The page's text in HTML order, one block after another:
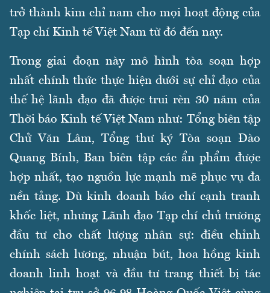
trở thành kim chỉ nam cho mọi hoạt động của
Tạp chí Kinh tế Việt Nam từ đó đến nay.
Trong giai đoạn này mô hình tòa soạn hợp
nhất chính thức thực hiện dưới sự chỉ đạo của
thế hệ lãnh đạo đã được trui rèn 30 năm của
Thời báo Kinh tế Việt Nam như: Tổng biên tập
Chử Văn Lâm, Tổng thư ký Tòa soạn Đào
Quang Bính, Ban biên tập các ẩn phẩm được
hợp nhất, tạo nguồn lực mạnh mẽ phục vụ đa
nền tảng. Dù kinh doanh báo chí cạnh tranh
khốc liệt, nhưng Lãnh đạo Tạp chí chủ trương
đầu tư cho chất lượng nhân sự: điều chỉnh
chính sách lương, nhuận bút, hoa hồng kinh
doanh linh hoạt và đầu tư trang thiết bị tác